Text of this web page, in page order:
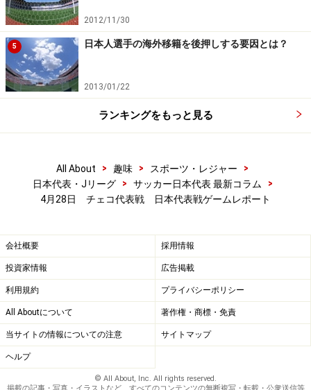
2012/11/30
5 日本人選手の海外移籍を後押しする要因とは？
2013/01/22
ランキングをもっと見る
All About > 趣味 > スポーツ・レジャー
>
日本代表・Jリーグ
> サッカー日本代表 最新コラム
>
4月28日 チェコ代表戦 日本代表戦ゲームレポート
会社概要 採用情報
投資家情報 広告掲載
利用規約 プライバシーポリシー
All Aboutについて 著作権・商標・免責
当サイトの情報についての注意 サイトマップ
ヘルプ
© All About, Inc. All rights reserved.
掲載の記事・写真・イラストなど、すべてのコンテンツの無断複写・転載・公衆送信等